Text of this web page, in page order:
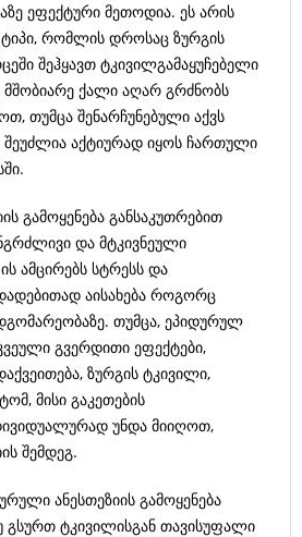
ეფექტური მეთოდია. ეს არის
რომლის დროსაც ზურგის
შეჰყავთ ტკივილგამაყუჩებელი
მშობიარე ქალი აღარ გრძნობს
თუმცა შენარჩუნებული აქვს
აქტიურად იყოს ჩართული
გამოყენება განსაკუთრებით
და მტკივნეული
ამცირებს სტრესს და
აისახება როგორც
თუმცა, ეპიდურულ
გვერდითი ეფექტები,
ზურგის ტკივილი,
მისი გაკეთების
უნდა მიიღოთ,
შემდეგ.
ანესთეზიის გამოყენება
გსურთ ტკივილისგან თავისუფალი